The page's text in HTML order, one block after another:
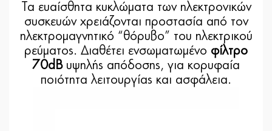
Τα ευαίσθητα κυκλώματα των ηλεκτρονικών
συσκευών χρειάζονται προστασία από τον
ηλεκτρομαγνητικό “θόρυβο” του ηλεκτρικού
ρεύματος. Διαθέτει ενσωματωμένο φίλτρο
70dB υψηλής απόδοσης, για κορυφαία
ποιότητα λειτουργίας και ασφάλεια.